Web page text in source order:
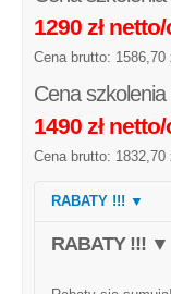
1290 zł
Cena brutto: 1586,70
Cena
1490 zł
Cena brutto: 1832,70
RABATY !!! ▼
RABATY !!! ▼